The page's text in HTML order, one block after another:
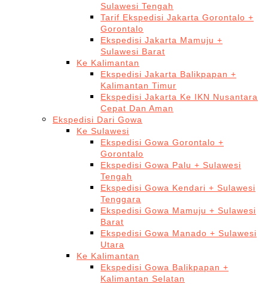
Sulawesi Tengah
Tarif Ekspedisi Jakarta Gorontalo +
Gorontalo
Ekspedisi Jakarta Mamuju +
Sulawesi Barat
Ke Kalimantan
Ekspedisi Jakarta Balikpapan +
Kalimantan Timur
Ekspedisi Jakarta Ke IKN Nusantara
Cepat Dan Aman
Ekspedisi Dari Gowa
Ke Sulawesi
Ekspedisi Gowa Gorontalo +
Gorontalo
Ekspedisi Gowa Palu + Sulawesi
Tengah
Ekspedisi Gowa Kendari + Sulawesi
Tenggara
Ekspedisi Gowa Mamuju + Sulawesi
Barat
Ekspedisi Gowa Manado + Sulawesi
Utara
Ke Kalimantan
Ekspedisi Gowa Balikpapan +
Kalimantan Selatan